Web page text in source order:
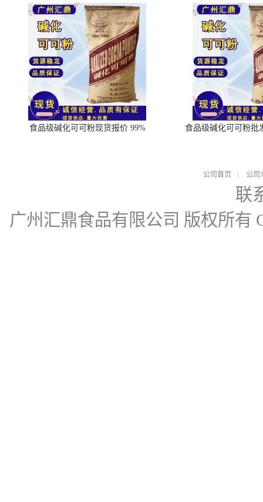
食品级碱化可可粉现货报价 99% 食品级碱化可可粉批
公司首页 公司
联
广州汇鼎食品有限公司 版权所有